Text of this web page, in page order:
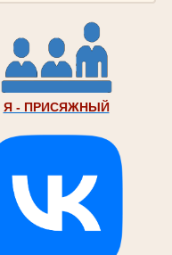
Я - ПРИСЯЖНЫЙ